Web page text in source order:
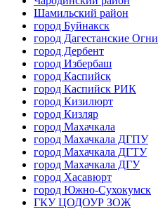
Шамильский район
город Буйнакск
город Дагестанские Огни
город Дербент
город Избербаш
город Каспийск
город Каспийск РИК
город Кизилюрт
город Кизляр
город Махачкала
город Махачкала ДГПУ
город Махачкала ДГТУ
город Махачкала ДГУ
город Хасавюрт
город Южно-Сухокумск
ГКУ ЦОДОУР ЗОЖ